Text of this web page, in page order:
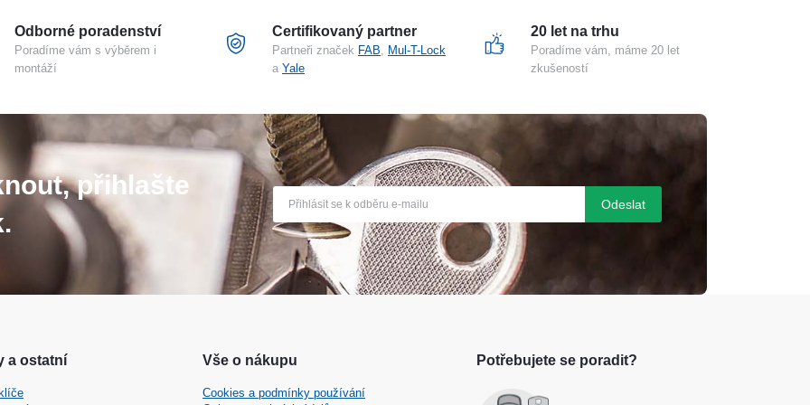
dveří se do bytu či domu nedostanou. K tomu
pozornost.
zloději. V praxi se často používá k ochraně
mechanické nástroje, zloděj musí využít sekání a
vybavení se dovnitř lupič nedostane.
Odborné poradenství
Poradíme vám s výběrem i
montáží
Certifikovaný partner
Partneři značek FAB, Mul-T-Lock
a Yale
20 let na trhu
Poradíme vám, máme 20 let
zkušeností
přihlašte
Odeslat
a ostatní Vše o nákupu
Cookies a podmínky používání
Potřebujete se poradit?